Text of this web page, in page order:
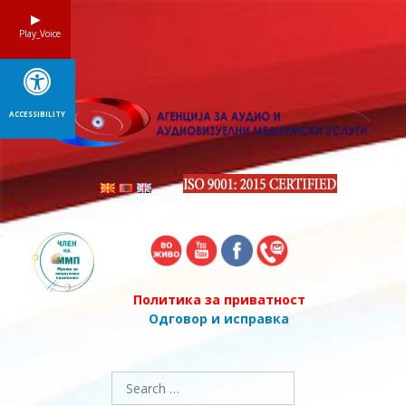
Политика за приватност
Одговор и исправка
Search
for:
Play_Voice
ACCESSIBILITY